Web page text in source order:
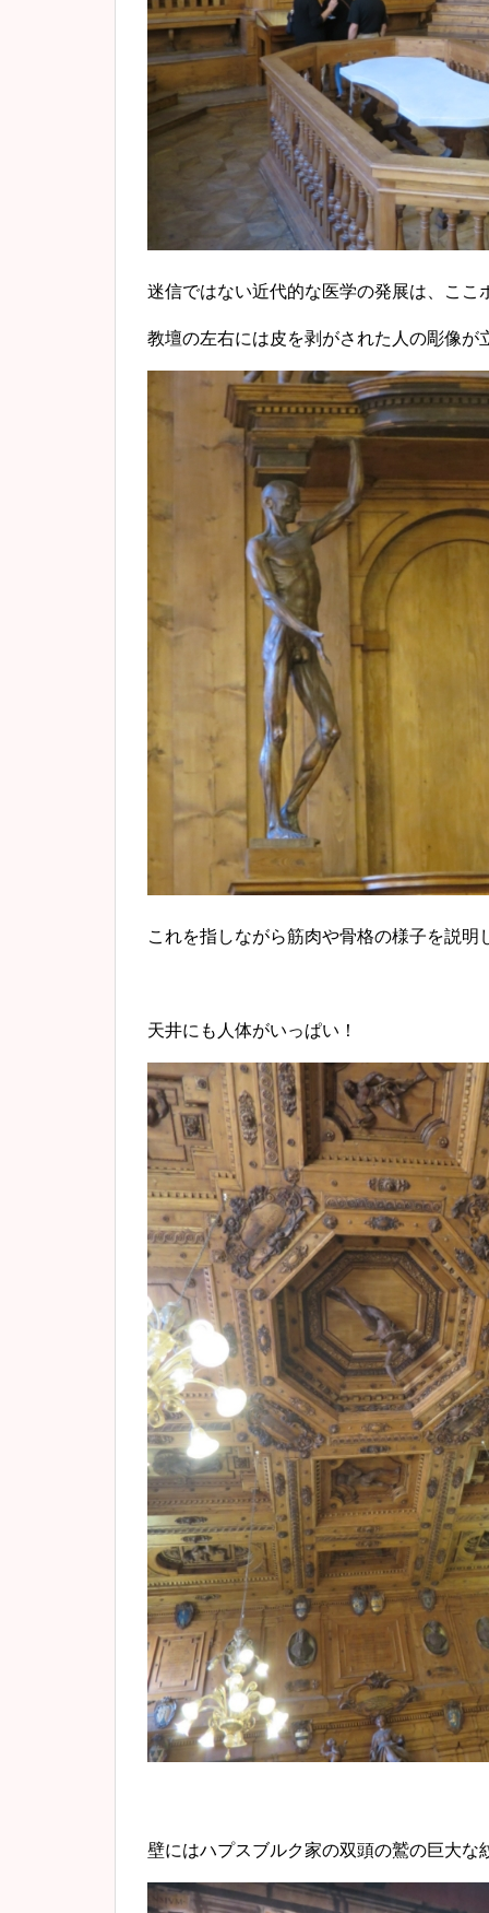
迷信ではない近代的な医学の発展は、ここ
教壇の左右には皮を剥がされた人の彫像が
これを指しながら筋肉や骨格の様子を説明
天井にも人体がいっぱい！
壁にはハプスブルク家の双頭の鷲の巨大な